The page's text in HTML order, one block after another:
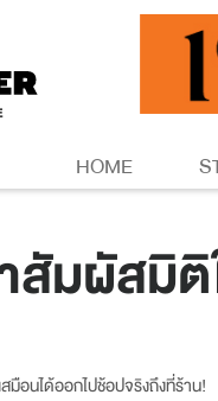
HOME
มผัสมิติ
มือนได้ออกไปช้อปจริงถึงที่ร้าน!